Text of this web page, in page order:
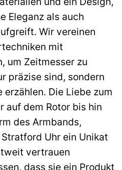
Eleganz als auch
Wir vereinen
mit
um Zeitmesser zu
präzise sind, sondern
erzählen. Die Liebe zum
auf dem Rotor bis hin
des Armbands,
Uhr ein Unikat
vertrauen
dass sie ein Produkt